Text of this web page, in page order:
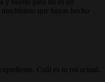
que hayas hecho
Cuál es tu rol actual.